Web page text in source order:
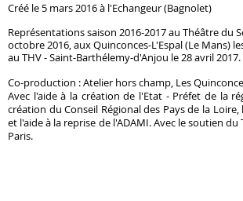
Créé le 5 mars 2016 à l'Echangeur (Bagnolet)
Représentations saison 2016-2017 au Théâtre du
octobre 2016, aux Quinconces-L'Espal (Le Mans)
au THV -Saint-Barthélemy-d'Anjou le 28 avril 2017.
Co-production : Atelier hors champ, Les
Avec l'aide à la création de l'Etat - Préfet de la
création du Conseil Régional des Pays de la Loire,
et l'aide à la reprise de l'ADAMI.Avec le soutien du
Paris.